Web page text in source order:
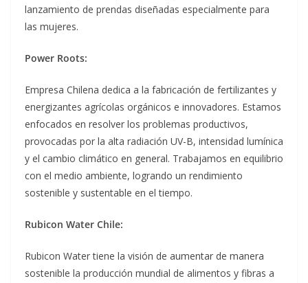
lanzamiento de prendas diseñadas especialmente para
las mujeres.
Power Roots:
Empresa Chilena dedica a la fabricación de fertilizantes y
energizantes agrícolas orgánicos e innovadores. Estamos
enfocados en resolver los problemas productivos,
provocadas por la alta radiación UV-B, intensidad lumínica
y el cambio climático en general. Trabajamos en equilibrio
con el medio ambiente, logrando un rendimiento
sostenible y sustentable en el tiempo.
Rubicon Water Chile:
Rubicon Water tiene la visión de aumentar de manera
sostenible la producción mundial de alimentos y fibras a